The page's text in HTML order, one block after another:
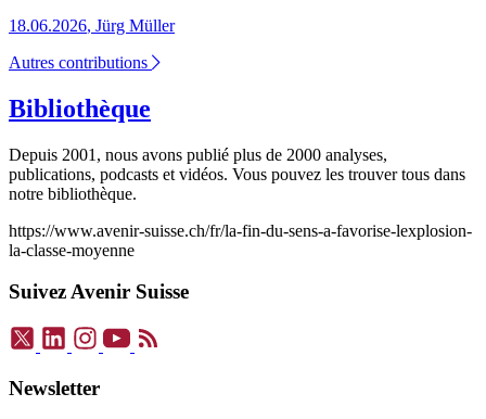
18.06.2026, Jürg Müller
Autres contributions
Bibliothèque
Depuis 2001, nous avons publié plus de 2000 analyses,
publications, podcasts et vidéos. Vous pouvez les trouver tous dans
notre bibliothèque.
https://www.avenir-suisse.ch/fr/la-fin-du-sens-a-favorise-lexplosion-
la-classe-moyenne
Suivez Avenir Suisse
Newsletter